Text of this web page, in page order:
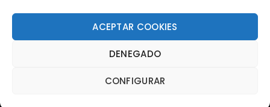
ACEPTAR COOKIES
DENEGADO
CONFIGURAR
DOCUMENTACIÓN
reservados. | La Mejor Tienda de Dardos y Dianas de